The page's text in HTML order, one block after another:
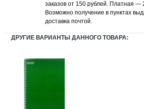
заказов от 150 рублей. Платная —
Возможно получение в пунктах
доставка почтой.
ДРУГИЕ ВАРИАНТЫ ДАННОГО ТОВАРА: